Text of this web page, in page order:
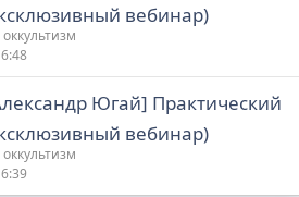
вебинар)
Югай] Практический
вебинар)